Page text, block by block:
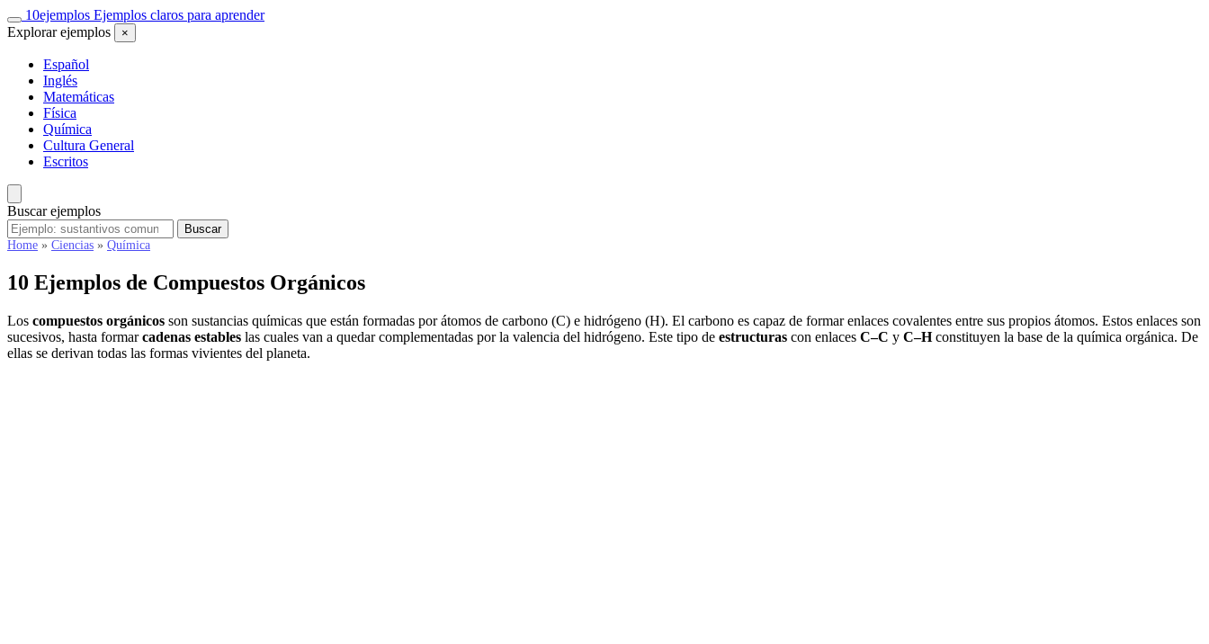
Saltar
al
10ejemplos Ejemplos claros para aprender
Explorar ejemplos
×
Español
Inglés
Matemáticas
Física
Química
Cultura General
Escritos
Buscar ejemplos
Buscar
ejemplos
Buscar
Home » Ciencias » Química
10 Ejemplos de Compuestos Orgánicos
Los compuestos orgánicos son sustancias químicas que están formadas por átomos de carbono (C) e hidrógeno (H). El carbono es capaz de formar enlaces covalentes entre sus propios átomos. Estos enlaces son
sucesivos, hasta formarcadenas estables las cuales van a quedar complementadas por la valencia del hidrógeno. Este tipo de estructuras con enlaces C–C y C–Hconstituyen la base de la química orgánica. De
ellas se derivan todas las formas vivientes del planeta.